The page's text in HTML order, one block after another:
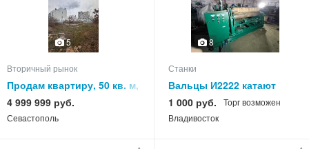
5
Вторичный рынок
Продам квартиру, 50 кв. м,
этаж
4 999 999 руб.
Севастополь
8
Станки
Вальцы И2222 катают
16х2000 мм продам,
Владивосток.
1 000 руб.
Торг возможен
Владивосток